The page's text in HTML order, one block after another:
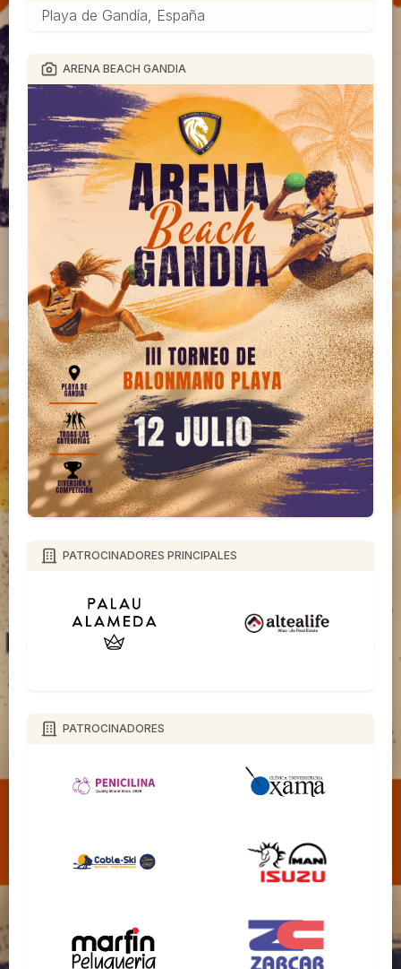
Playa de Gandía, España
ARENA BEACH GANDIA
PATROCINADORES PRINCIPALES
PATROCINADORES